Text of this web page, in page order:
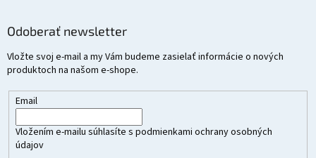
Odoberať newsletter
Vložte svoj e-mail a my Vám budeme zasielať informácie o nových
produktoch na našom e-shope.
Email
Vložením e-mailu súhlasíte s podmienkami ochrany osobných
údajov